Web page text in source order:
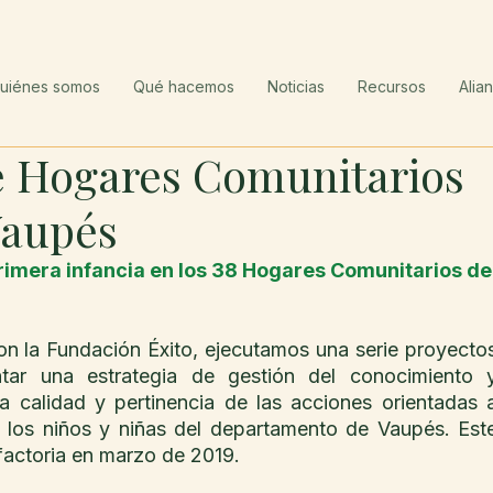
somos Qué hacemos Noticias Recursos
Comunitarios
infancia en los 38 Hogares Comunitarios
la Fundación Éxito, ejecutamos una serie
una estrategia de gestión del conocimiento
calidad y pertinencia de las acciones orientadas
niños y niñas del departamento de Vaupés.
en marzo de 2019.